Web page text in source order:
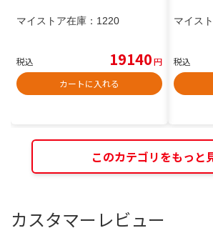
マイストア在庫： 1220
税込 19140円
カートに入れる
マイス
税込
このカテゴリをもっと
カスタマーレビュー